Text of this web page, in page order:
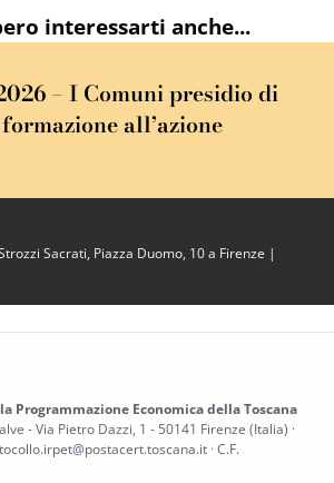
interessarti anche...
– I Comuni presidio di
all’azione
Sacrati, Piazza Duomo, 10 a Firenze |
Programmazione Economica della Toscana
- Via Pietro Dazzi, 1 - 50141 Firenze (Italia) ·
· C.F.